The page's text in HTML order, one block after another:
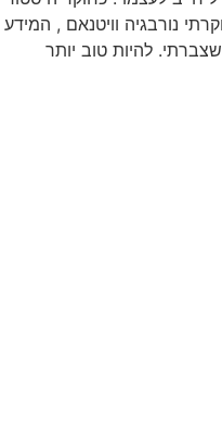
נורבגיה וויטנאם , המידע
להיות טוב יותר